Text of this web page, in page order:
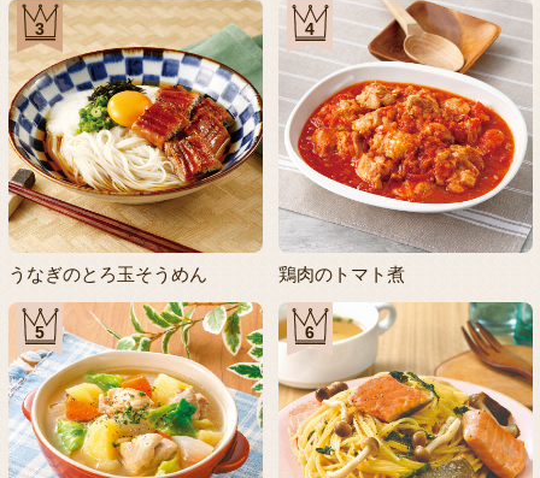
3
うなぎのとろ玉そうめん
4
鶏肉のトマト煮
5 6